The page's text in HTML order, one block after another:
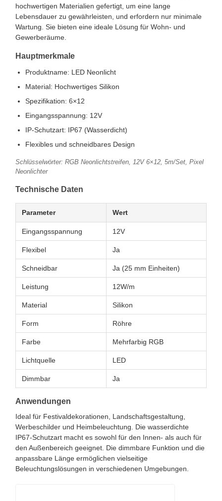
hochwertigen Materialien gefertigt, um eine lange
Lebensdauer zu gewährleisten, und erfordern nur minimale
Wartung. Sie bieten eine ideale Lösung für Wohn- und
Gewerberäume.
Hauptmerkmale
Produktname: LED Neonlicht
Material: Hochwertiges Silikon
Spezifikation: 6×12
Eingangsspannung: 12V
IP-Schutzart: IP67 (Wasserdicht)
Flexibles und schneidbares Design
Schlüsselwörter: RGB Neonlichtstreifen, 12V 6×12, 5m/Set, Pixel
Neonlichter
Technische Daten
Parameter Wert
Eingangsspannung 12V
Flexibel Ja
Schneidbar Ja (25 mm Einheiten)
Leistung 12W/m
Material Silikon
Form Röhre
Farbe Mehrfarbig RGB
Lichtquelle LED
Dimmbar Ja
Anwendungen
Ideal für Festivaldekorationen, Landschaftsgestaltung,
Werbeschilder und Heimbeleuchtung. Die wasserdichte
IP67-Schutzart macht es sowohl für den Innen- als auch für
den Außenbereich geeignet. Die dimmbare Funktion und die
anpassbare Länge ermöglichen vielseitige
Beleuchtungslösungen in verschiedenen Umgebungen.